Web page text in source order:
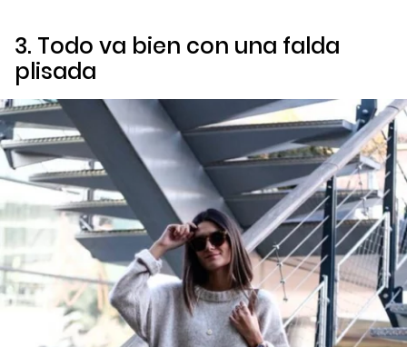
3. Todo va bien con una falda
plisada